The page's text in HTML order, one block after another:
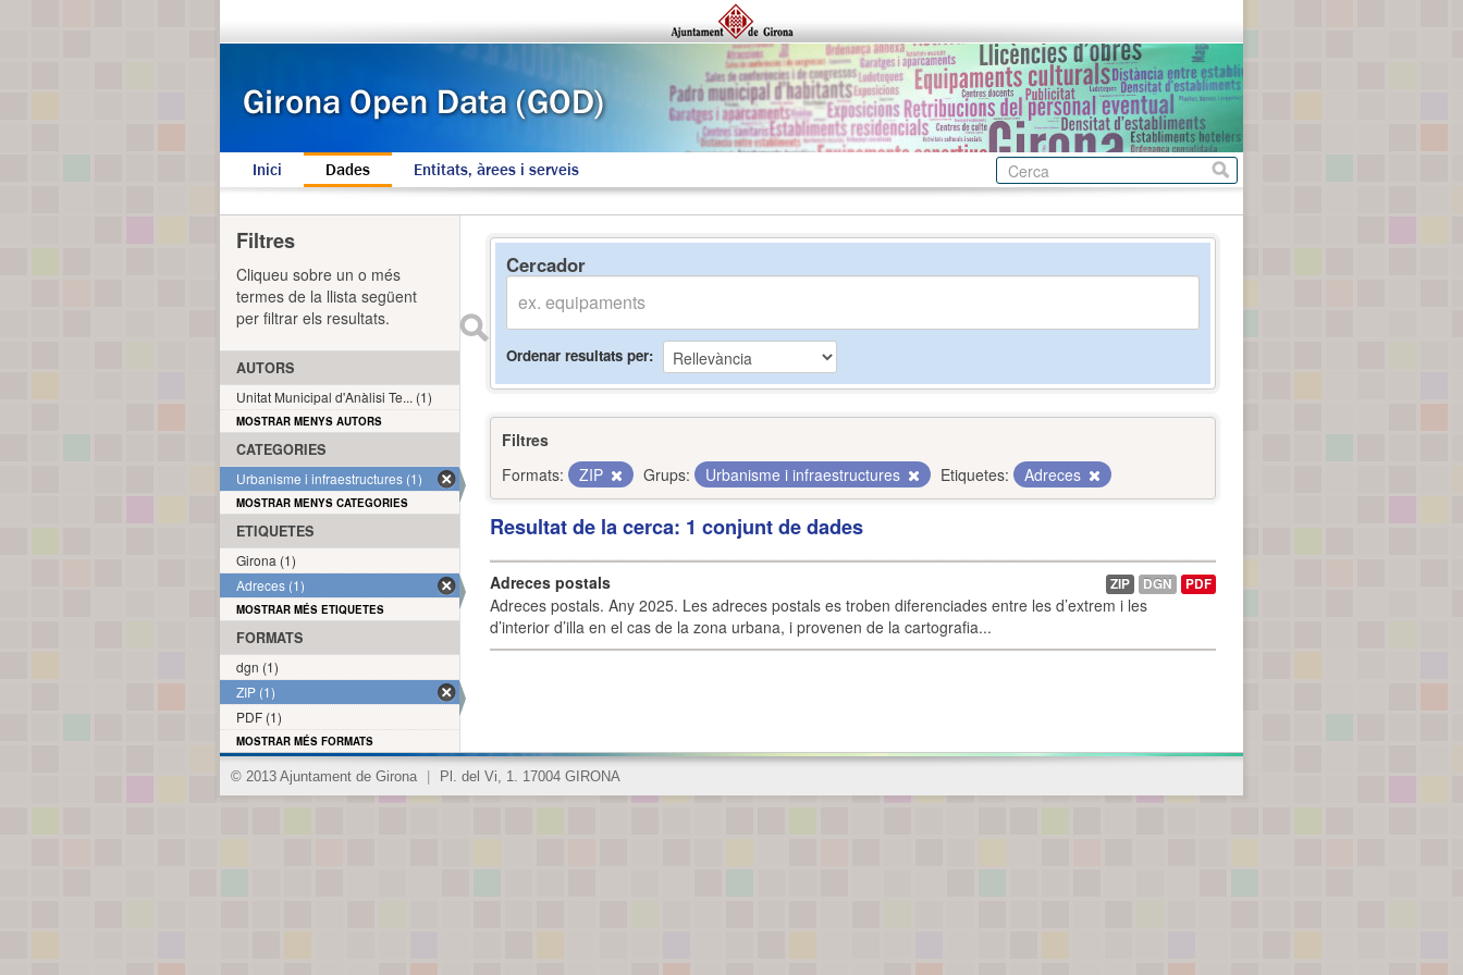
Inici Dades Entitats, àrees i serveis
Cercador
Ordenar resultats per
Filtres
Formats:
ZIP Grups: Urbanisme i infraestructures Etiquetes: Adreces
Resultat de la cerca: 1 conjunt de dades
Adreces postals
Adreces postals. Any 2025. Les adreces postals es troben diferenciades entre les d’extrem i les
d’interior d’illa en el cas de la zona urbana, i provenen de la cartografia...
ZIP DGN PDF
Filtres
Cliqueu sobre un o més
termes de la llista següent
per filtrar els resultats.
AUTORS
Unitat Municipal d'Anàlisi Te... (1)
MOSTRAR MENYS AUTORS
CATEGORIES
Urbanisme i infraestructures (1)
MOSTRAR MENYS CATEGORIES
ETIQUETES
Girona (1)
Adreces (1)
MOSTRAR MÉS ETIQUETES
FORMATS
dgn (1)
ZIP (1)
PDF (1)
MOSTRAR MÉS FORMATS
© 2013 Ajuntament de Girona Pl. del Vi, 1. 17004 GIRONA